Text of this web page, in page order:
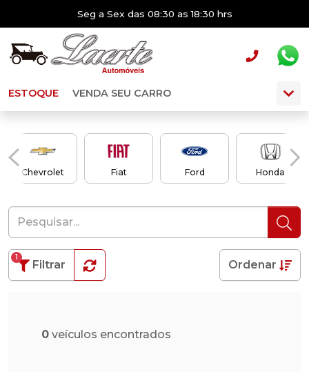
Seg a Sex das 08:30 as 18:30 hrs
ESTOQUE VENDA SEU CARRO
Chevrolet Fiat Ford Honda
Filtrar
1
Ordenar
0 veículos encontrados